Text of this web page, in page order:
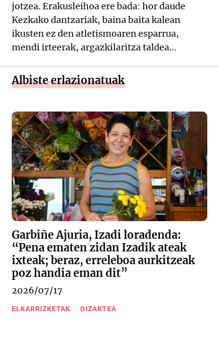
jotzea. Erakusleihoa ere bada: hor daude
Kezkako dantzariak, baina baita kalean
ikusten ez den atletismoaren esparrua,
mendi irteerak, argazkilaritza taldea...
Albiste erlazionatuak
Garbiñe Ajuria, Izadi loradenda:
“Pena ematen zidan Izadik ateak
ixteak; beraz, erreleboa aurkitzeak
poz handia eman dit”
2026/07/17
ELKARRIZKETAK GIZARTEA